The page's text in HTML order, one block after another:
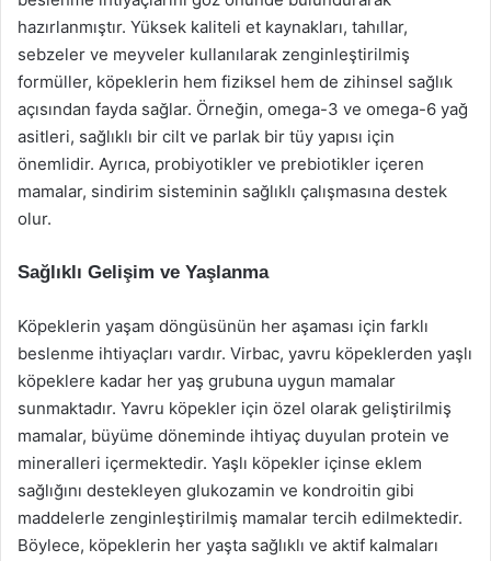
hazırlanmıştır. Yüksek kaliteli et kaynakları, tahıllar,
sebzeler ve meyveler kullanılarak zenginleştirilmiş
formüller, köpeklerin hem fiziksel hem de zihinsel sağlık
açısından fayda sağlar. Örneğin, omega-3 ve omega-6 yağ
asitleri, sağlıklı bir cilt ve parlak bir tüy yapısı için
önemlidir. Ayrıca, probiyotikler ve prebiotikler içeren
mamalar, sindirim sisteminin sağlıklı çalışmasına destek
olur.
Sağlıklı Gelişim ve Yaşlanma
Köpeklerin yaşam döngüsünün her aşaması için farklı
beslenme ihtiyaçları vardır. Virbac, yavru köpeklerden yaşlı
köpeklere kadar her yaş grubuna uygun mamalar
sunmaktadır. Yavru köpekler için özel olarak geliştirilmiş
mamalar, büyüme döneminde ihtiyaç duyulan protein ve
mineralleri içermektedir. Yaşlı köpekler içinse eklem
sağlığını destekleyen glukozamin ve kondroitin gibi
maddelerle zenginleştirilmiş mamalar tercih edilmektedir.
Böylece, köpeklerin her yaşta sağlıklı ve aktif kalmaları